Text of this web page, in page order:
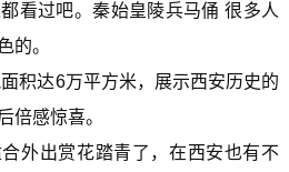
看过吧。秦始皇陵兵马俑 很多人
的。
积达6万平方米，展示西安历史的
倍感惊喜。
外出赏花踏青了，在西安也有不